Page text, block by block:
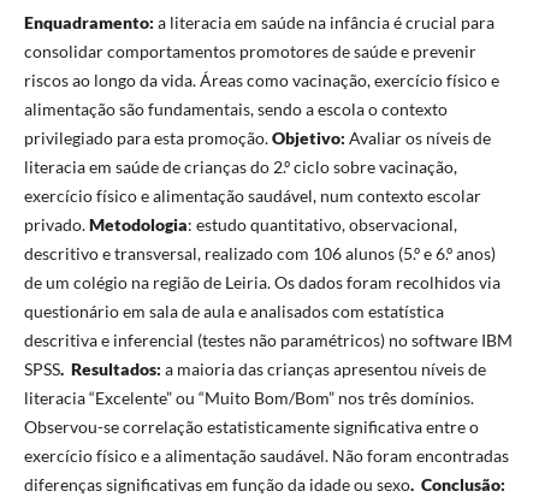
Enquadramento: a literacia em saúde na infância é crucial para
consolidar comportamentos promotores de saúde e prevenir
riscos ao longo da vida. Áreas como vacinação, exercício físico e
alimentação são fundamentais, sendo a escola o contexto
privilegiado para esta promoção.Objetivo: Avaliar os níveis de
literacia em saúde de crianças do 2.º ciclo sobre vacinação,
exercício físico e alimentação saudável, num contexto escolar
privado.Metodologia: estudo quantitativo, observacional,
descritivo e transversal, realizado com 106 alunos (5.º e 6.º anos)
de um colégio na região de Leiria. Os dados foram recolhidos via
questionário em sala de aula e analisados com estatística
descritiva e inferencial (testes não paramétricos) no software IBM
SPSS. Resultados: a maioria das crianças apresentou níveis de
literacia “Excelente” ou “Muito Bom/Bom” nos três domínios.
Observou-se correlação estatisticamente significativa entre o
exercício físico e a alimentação saudável. Não foram encontradas
diferenças significativas em função da idade ou sexo. Conclusão: